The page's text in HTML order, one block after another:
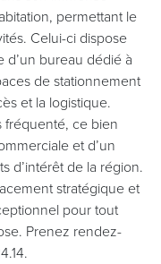
permettant le
Celui-ci dispose
d’un bureau dédié à
de stationnement
et la logistique.
fréquenté, ce bien
et d’un
d’intérêt de la région.
stratégique et
pour tout
Prenez rendez-